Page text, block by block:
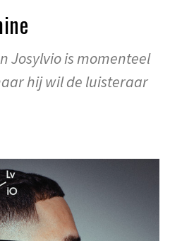
Josylvio is momenteel
hij wil de luisteraar